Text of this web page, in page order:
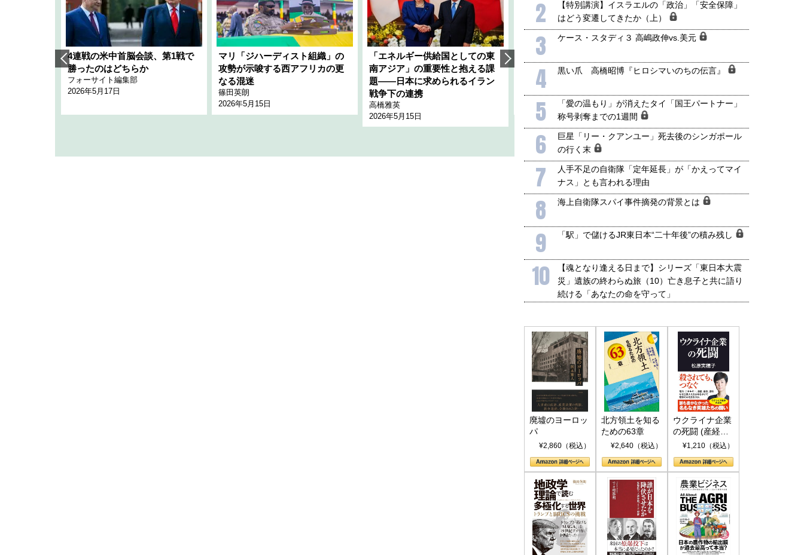
4連戦の米中首脳会談、第1戦で
勝ったのはどちらか
フォーサイト編集部
2026年5月17日
マリ「ジハーディスト組織」の
攻勢が示唆する西アフリカの更
なる混迷
篠田英朗
2026年5月15日
「エネルギー供給国としての東
南アジア」の重要性と抱える課
題――日本に求められるイラン
戦争下の連携
高橋雅英
2026年5月15日
韓国にも理解してほしい「極東
1905年体制」における日米韓安
全保障協力の意味
2026年5月15日
ネルギー転換が「中国依存」に
2026年5月14日
2
【特別講演】イスラエルの「政治」「安全保障」
はどう変遷してきたか（上）
3 ケース・スタディ３ 高嶋政伸vs.美元
4 黒い爪 高橋昭博『ヒロシマいのちの伝言』
5
「愛の温もり」が消えたタイ「国王パートナー」
称号剥奪までの1週間
6
巨星「リー・クアンユー」死去後のシンガポール
の行く末
7
人手不足の自衛隊「定年延長」が「かえってマイ
ナス」とも言われる理由
8 海上自衛隊スパイ事件摘発の背景とは
9 「駅」で儲けるJR東日本“二十年後”の積み残し
10
【魂となり逢える日まで】シリーズ「東日本大震
災」遺族の終わらぬ旅（10）亡き息子と共に語り
続ける「あなたの命を守って」
廃墟のヨーロッ
パ
¥2,860（税込）
北方領土を知る
ための63章
¥2,640（税込）
ウクライナ企業
の死闘 (産経セ
レクト S 039)
¥1,210（税込）